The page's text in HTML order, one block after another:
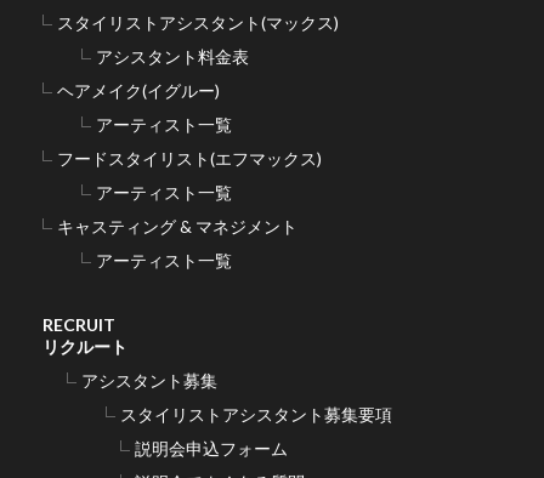
スタイリストアシスタント(マックス)
アシスタント料金表
ヘアメイク(イグルー)
アーティスト一覧
フードスタイリスト(エフマックス)
アーティスト一覧
キャスティング & マネジメント
アーティスト一覧
RECRUIT
リクルート
アシスタント募集
スタイリストアシスタント募集要項
説明会申込フォーム